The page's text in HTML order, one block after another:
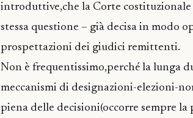
introduttive,che la Corte
stessa questione – già decisa in modo
prospettazioni dei giudici remittenti.
Non è frequentissimo,perché la lunga
meccanismi di designazioni-elezioni-
piena delle decisioni(occorre sempre